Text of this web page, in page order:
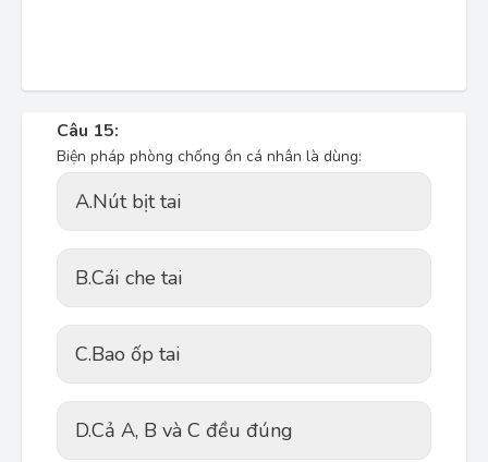
Câu 15:
Biện pháp phòng chống ồn cá nhân là dùng:
A.Nút bịt tai
B.Cái che tai
C.Bao ốp tai
D.Cả A, B và C đều đúng